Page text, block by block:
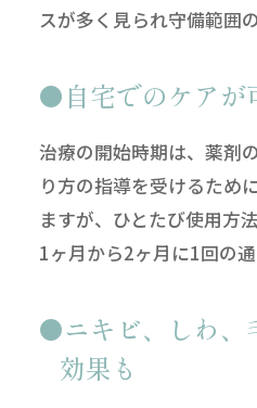
スが多く見られ守備範囲
自宅でのケアが
治療の開始時期は、薬剤
り方の指導を受けるため
ますが、ひとたび使用方
1ヶ月から2ヶ月に1回の通
ニキビ、しわ
効果も